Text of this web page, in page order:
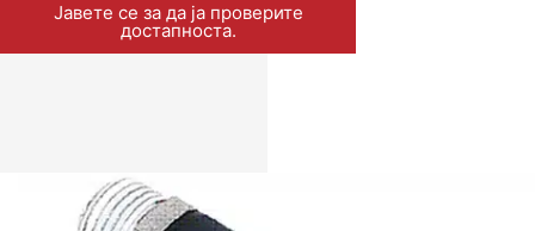
Јавете се за да ја проверите
достапноста.